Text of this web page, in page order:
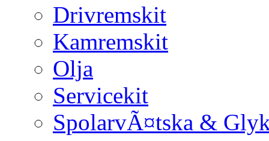
Drivremskit
Kamremskit
Olja
Servicekit
SpolarvÃ¤tska &